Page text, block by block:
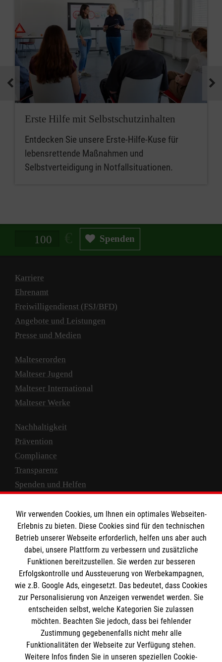
Erste Hilfe mit Selbstschutzinhalten
Entdecken Sie unsere Erste-Hilfe-Kuse für
lebensrettende Maßnahmen und
Selbstverteidigung in Notfallsituationen.
Spendenbetrag in Euro Spenden
Karriere
Ehrenamt
Freiwilligendienst (FSJ/BFD)
Angebote und Leistungen
Presse und Medien
Malteserorden
Malteser Jugend
Malteser International
Malteser Werke
Nachhaltigkeit
Prävention
Compliance
Transparenz
Spenden und Helfen
Empfänger: Malteser Hilfsdienst e.V.
IBAN: DE10 3706 0120 1201 2000 12
BIC: GENODED 1PA7
Wir verwenden Cookies, um Ihnen ein optimales Webseiten-
Erlebnis zu bieten. Diese Cookies sind für den technischen
Betrieb unserer Webseite erforderlich, helfen uns aber auch
dabei, unsere Plattform zu verbessern und zusätzliche
Funktionen bereitzustellen. Sie werden zur besseren
Erfolgskontrolle und Aussteuerung von Werbekampagnen,
wie z.B. Google Ads, eingesetzt. Das bedeutet, dass Cookies
zur Personalisierung von Anzeigen verwendet werden. Sie
entscheiden selbst, welche Kategorien Sie zulassen
möchten. Beachten Sie jedoch, dass bei fehlender
Zustimmung gegebenenfalls nicht mehr alle
Funktionalitäten der Webseite zur Verfügung stehen.
Weitere Infos finden Sie in unseren speziellen Cookie-